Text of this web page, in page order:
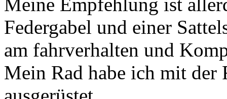
Federgabel und einer
am fahrverhalten und
Mein Rad habe ich mit der